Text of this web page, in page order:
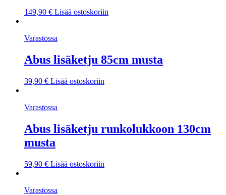
149,90 € Lisää ostoskoriin
Varastossa
Abus lisäketju 85cm musta
39,90 € Lisää ostoskoriin
Varastossa
Abus lisäketju runkolukkoon 130cm
musta
59,90 € Lisää ostoskoriin
Varastossa